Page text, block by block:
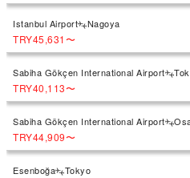
Istanbul Airport Nagoya
TRY45,631〜
Sabiha Gökçen International Airport
TRY40,113〜
Sabiha Gökçen International Airport
TRY44,909〜
Esenboğa Tokyo